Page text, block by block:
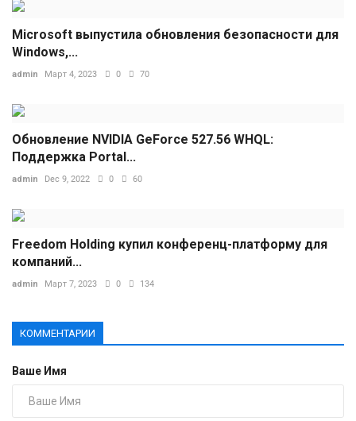
Microsoft выпустила обновления безопасности для
Windows,...
admin Март 4, 2023 0 70
Обновление NVIDIA GeForce 527.56 WHQL:
Поддержка Portal...
admin Dec 9, 2022 0 60
Freedom Holding купил конференц-платформу для
компаний...
admin Март 7, 2023 0 134
КОММЕНТАРИИ
Ваше Имя